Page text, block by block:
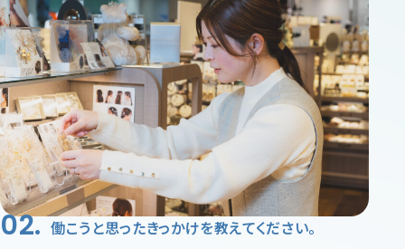
働こうと思ったきっかけを教えてください。